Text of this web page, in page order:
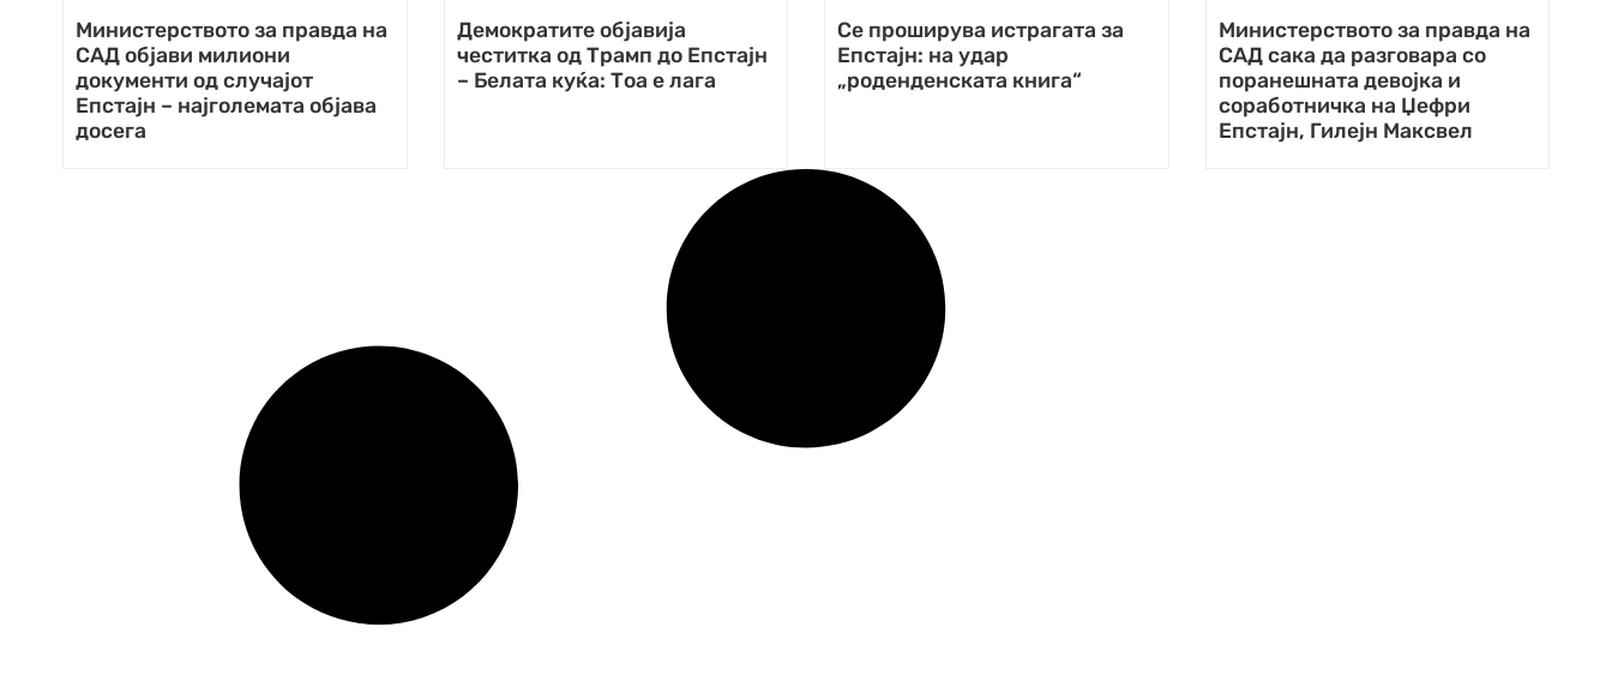
Министерството за правда на
САД објави милиони
документи од случајот
Епстајн – најголемата објава
досега
Демократите објавија
честитка од Трамп до Епстајн
– Белата куќа: Тоа е лага
Се проширува истрагата за
Епстајн: на удар
„роденденската книга“
Министерството за правда на
САД сака да разговара со
поранешната девојка и
соработничка на Џефри
Епстајн, Гилејн Максвел